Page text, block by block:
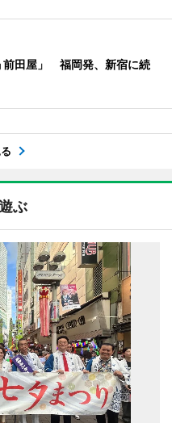
前田屋」 福岡発、新宿に続
ぶ